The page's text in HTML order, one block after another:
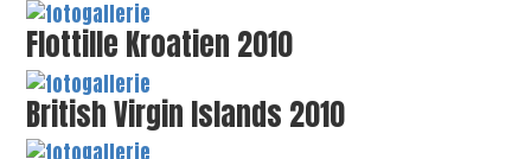
Flottille Kroatien 2010
British Virgin Islands 2010